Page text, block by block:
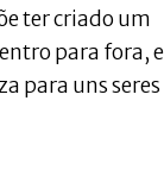
ter criado um
para fora, e
para uns seres